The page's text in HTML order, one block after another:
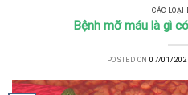
CÁC LOẠI
Bệnh mỡ máu là gì
POSTED ON07/01/